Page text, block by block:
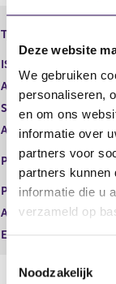
Deze website
We gebruiken
personaliseren,
en om ons
informatie over
partners voor
partners kunnen
informatie die u
verzameld op
Noodzakelijk
e
i
s
e
r
r
e
s
l
t
a
Type instrument
ISIN
Aard transactie
Soort transactie
Aandelenoptie
Plaats van handel
Prijs
Aantal
Eenheid